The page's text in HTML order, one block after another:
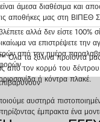
άμεσα διαθέσιμα και
αποθήκες μας στη ΒΙΠΕΘ
αλλά δεν είστε 100%
να επιστρέψετε την
από την ημέρα
Όλα τα ξύλινα προϊόντα
από τον κορμό του
ή κόντρα πλακέ.
αυστηρά
έμπρακτα ένα